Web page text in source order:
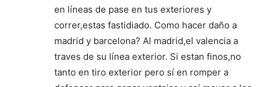
en líneas de pase en tus exteriores y
correr,estas fastidiado. Como hacer daño a
madrid y barcelona? Al madrid,el valencia a
traves de su línea exterior. Si estan finos,no
tanto en tiro exterior pero sí en romper a